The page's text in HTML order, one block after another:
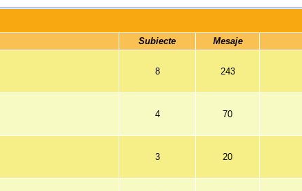
Subiecte Mesaje
8 243
4 70
3 20